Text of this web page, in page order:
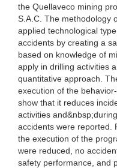
the Quellaveco mining
S.A.C. The methodology
applied technological
accidents by creating a
based on knowledge of
apply in drilling activities
quantitative approach.
execution of the
show that it reduces
activities
accidents were reported.
the execution of the
were reduced, no
safety performance, and